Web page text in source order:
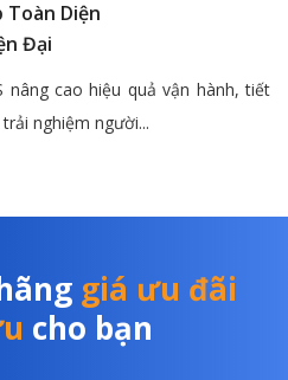
Toàn Diện
Đại
nâng cao hiệu quả vận hành, tiết
nghiệm người...
giá ưu đãi
cho bạn